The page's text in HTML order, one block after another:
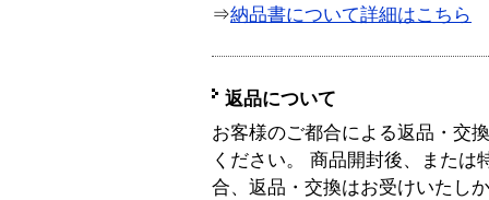
⇒納品書について詳細はこちら
返品について
お客様のご都合による返品・交
ください。 商品開封後、または
合、返品・交換はお受けいたし